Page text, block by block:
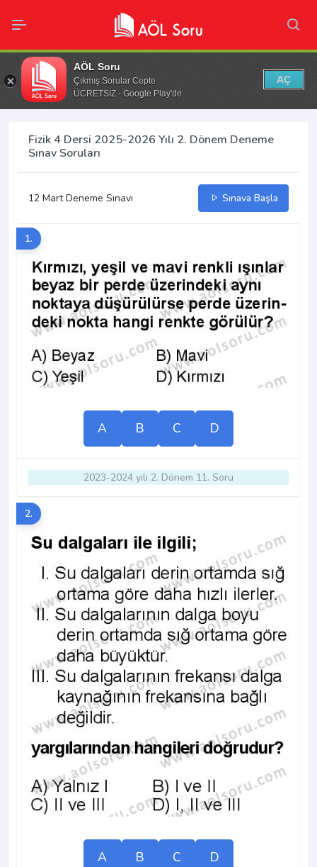
AÖL Soru
Çıkmış Sorular Cepte
ÜCRETSİZ - Google Play'de
AÇ
Fizik 4 Dersi 2025-2026 Yılı 2. Dönem Deneme
Sınav Soruları
12 Mart Deneme Sınavı Sınava Başla
1.
A B C D
2023-2024 yılı 2. Dönem 11. Soru
2.
A B C D